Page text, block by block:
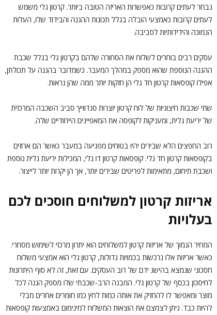
נבחר לעתים קרובות כאפשרות האריזה הטובה ביותר. קרטון גלי משמש
לעתים קרובות כאמצעי הובלה בגלל תכונות ההגנה והבידוד שלו, העלות
הנמוכה והידידותיות לסביבה.
עסקים רבים בוחרים לשלוח את הסחורה שלהם בקרטון גלי בגלל שכבת
ההגנה הנוספת שהוא מספק במהלך המעבר. כשמדובר בהגנה על תכולתן,
אפילו קופסאות קרטון חד גלי הן חזקות יותר ממה שהן נראות.
שתי שכבות חיצוניות של לוח קרטון יוצרות סנדוויץ' סביב השכבה המרכזית
של יריעת גלית, ומעניקות לקופסה את המאפיינים הייחודיים שלה.
רוב החפצים הלא שבירים יהיו בטוחים מפגיעה במעבר כאשר הם ארוזים
בקופסאות קרטון חד גלי. קופסאות קרטון דו גלי, המכילות יריעת גלית נוספת
ושכבת תיחום, מתאימות לפריטים שבירים יותר, אך הן יקרות יותר לייצור.
אריזות קרטון למשלוחים חוסכים לכם
בעלויות
המחיר הנמוך של אריזות קרטון למשלוחים הוא יתרון מרכזי לשימוש מסחרי.
כאשר אריזות אלו נרכשות בכמויות גדולות, קרטון גלי הוא אמצעי משלוח
חסכוני שנמצא בהישג ידם של רוב העסקים. עם זאת, זה לא סוף היתרונות
לחיסכון בכסף של קרטון גלי. המבנה הרב-שכבתי שלו מספק הגנה לכל
מוצר ומאפשר לו להחזיק את אותה כמות לחץ כמו חומרים אחרים מבלי
להיות כבד. ניתן לצמצם את הוצאות המשלוח למינימום באמצעות קופסאות